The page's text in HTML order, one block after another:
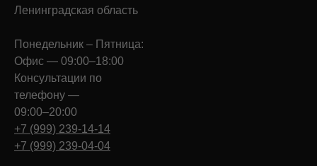
Ленинградская область
Понедельник – Пятница:
Офис — 09:00–18:00
Консультации по
телефону —
09:00–20:00
+7 (999) 239-14-14
+7 (999) 239-04-04